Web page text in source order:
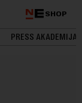
SHOP
PRESS AKADEMIJA